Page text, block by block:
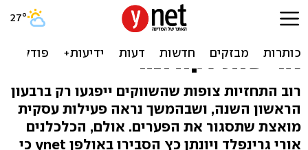
בין אופטימיות זהירה לחשש
מאסון: הבורסות עדיין
אדישות לקורונה
רוב התחזיות צופות שהשווקים ייפגעו רק ברבעון
הראשון השנה, ושבהמשך נראה פעילות עסקית
מואצת שתסגור את הפערים. אולם, הכלכלנים
אורי גרינפלד ויונתן כץ הסבירו באולפן ynet כי